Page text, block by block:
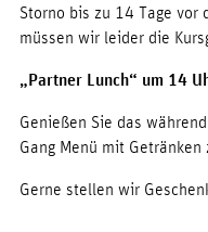
Storno bis zu 14 Tage vor
müssen wir leider die
„Partner Lunch“ um 14
Genießen Sie das
Gang Menü mit
Gerne stellen wir